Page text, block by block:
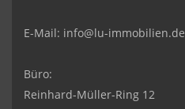
E-Mail: info@lu-immobilien.de
Büro:
Reinhard-Müller-Ring 12